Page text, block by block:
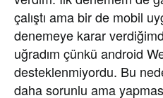
çalıştı ama bir de mobil
denemeye karar
uğradım çünkü android
desteklenmiyordu. Bu
daha sorunlu ama